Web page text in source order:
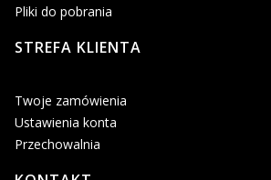
Pliki do pobrania
STREFA KLIENTA
Twoje zamówienia
Ustawienia konta
Przechowalnia